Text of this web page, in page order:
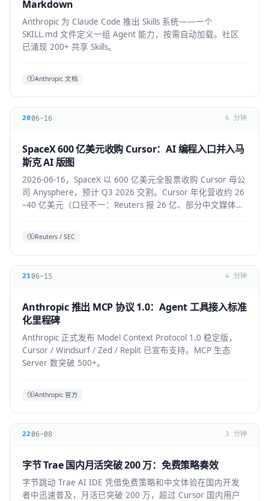
Markdown
Anthropic 为 Claude Code 推出 Skills 系统——一个
SKILL.md 文件定义一组 Agent 能力，按需自动加载。社区
已涌现 200+ 共享 Skills。
Anthropic 文档
2006-16 6 分钟
SpaceX 600 亿美元收购 Cursor：AI 编程入口并入马
斯克 AI 版图
2026-06-16，SpaceX 以 600 亿美元全股票收购 Cursor 母公
司 Anysphere，预计 Q3 2026 交割。Cursor 年化营收约 26
–40 亿美元（口径不一：Reuters 报 26 亿、部分中文媒体报
Reuters / SEC
2106-15 4 分钟
Anthropic 推出 MCP 协议 1.0：Agent 工具接入标准
化里程碑
Anthropic 正式发布 Model Context Protocol 1.0 稳定版，
Cursor / Windsurf / Zed / Replit 已宣布支持。MCP 生态
Server 数突破 500+。
Anthropic 官方
22 06-08 3 分钟
字节 Trae 国内月活突破 200 万：免费策略奏效
字节跳动 Trae AI IDE 凭借免费策略和中文体验在国内开发
者中迅速普及，月活已突破 200 万，超过 Cursor 国内用户